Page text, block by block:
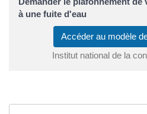
à une fuite d'eau
Accéder au modèle
Institut national de la